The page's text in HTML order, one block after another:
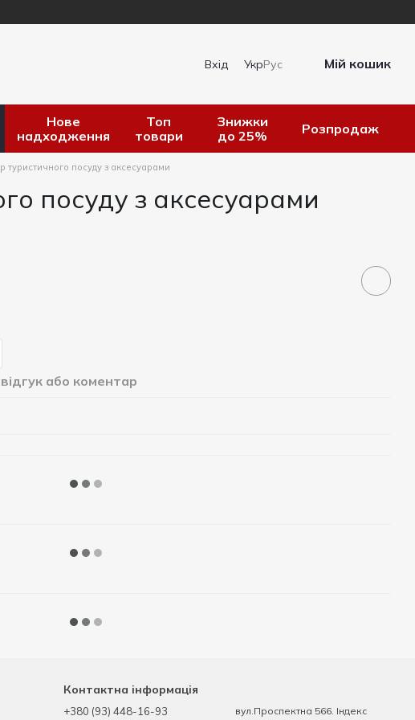
Вхід УкрРус Мій кошик
Нове
надходження
Топ
товари
Знижки
до 25%
Розпродаж
туристичного посуду з аксесуарами
посуду з аксесуарами
або коментар
Контактна інформація
+380 (93) 448-16-93
вул.Проспектна 566. Індекс